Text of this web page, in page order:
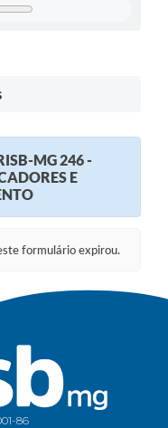
MG 246 -
E
formulário expirou.
86